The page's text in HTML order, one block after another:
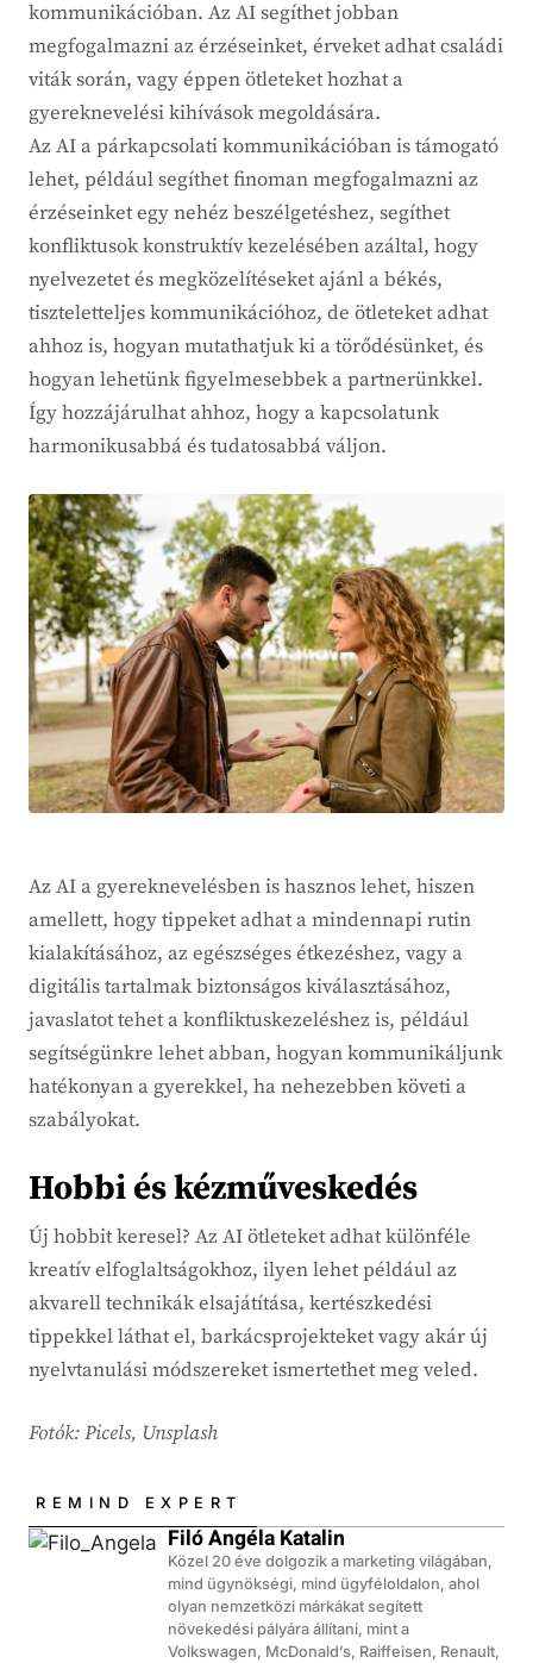
kommunikációban. Az AI segíthet jobban
megfogalmazni az érzéseinket, érveket adhat családi
viták során, vagy éppen ötleteket hozhat a
gyereknevelési kihívások megoldására.
Az AI a párkapcsolati kommunikációban is támogató
lehet, például segíthet finoman megfogalmazni az
érzéseinket egy nehéz beszélgetéshez, segíthet
konfliktusok konstruktív kezelésében azáltal, hogy
nyelvezetet és megközelítéseket ajánl a békés,
tiszteletteljes kommunikációhoz, de ötleteket adhat
ahhoz is, hogyan mutathatjuk ki a törődésünket, és
hogyan lehetünk figyelmesebbek a partnerünkkel.
Így hozzájárulhat ahhoz, hogy a kapcsolatunk
harmonikusabbá és tudatosabbá váljon.
Az AI a gyereknevelésben is hasznos lehet, hiszen
amellett, hogy tippeket adhat a mindennapi rutin
kialakításához, az egészséges étkezéshez, vagy a
digitális tartalmak biztonságos kiválasztásához,
javaslatot tehet a konfliktuskezeléshez is, például
segítségünkre lehet abban, hogyan kommunikáljunk
hatékonyan a gyerekkel, ha nehezebben követi a
szabályokat.
Hobbi és kézműveskedés
Új hobbit keresel? Az AI ötleteket adhat különféle
kreatív elfoglaltságokhoz, ilyen lehet például az
akvarell technikák elsajátítása, kertészkedési
tippekkel láthat el, barkácsprojekteket vagy akár új
nyelvtanulási módszereket ismertethet meg veled.
Fotók: Picels, Unsplash
REMIND EXPERT
Filó Angéla Katalin
Közel 20 éve dolgozik a marketing világában,
mind ügynökségi, mind ügyféloldalon, ahol
olyan nemzetközi márkákat segített
növekedési pályára állítani, mint a
Volkswagen, McDonald’s, Raiffeisen, Renault,